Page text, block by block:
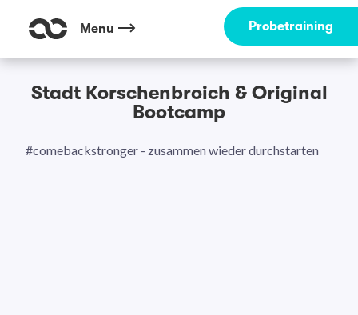
Menu Probetraining
Stadt Korschenbroich & Original
Bootcamp
#comebackstronger - zusammen wieder durchstarten